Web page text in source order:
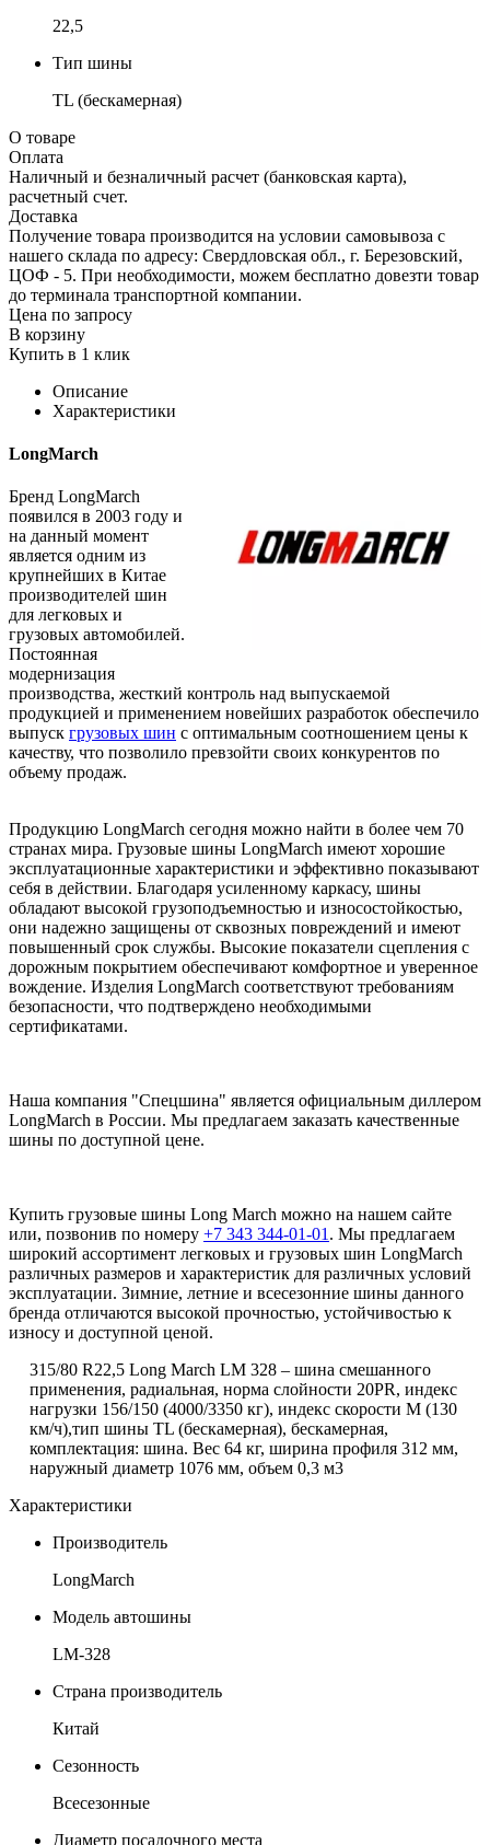
22,5
Тип шины
TL (бескамерная)
О товаре
Оплата
Наличный и безналичный расчет (банковская карта),
расчетный счет.
Доставка
Получение товара производится на условии самовывоза с
нашего склада по адресу: Свердловская обл., г. Березовский,
ЦОФ - 5. При необходимости, можем бесплатно довезти товар
до терминала транспортной компании.
Цена по запросу
В корзину
Купить в 1 клик
Описание
Характеристики
LongMarch
Бренд LongMarch
появился в 2003 году и
на данный момент
является одним из
крупнейших в Китае
производителей шин
для легковых и
грузовых автомобилей.
Постоянная
модернизация
производства, жесткий контроль над выпускаемой
продукцией и применением новейших разработок обеспечило
выпуск грузовых шин с оптимальным соотношением цены к
качеству, что позволило превзойти своих конкурентов по
объему продаж.
Продукцию LongMarch сегодня можно найти в более чем 70
странах мира. Грузовые шины LongMarch имеют хорошие
эксплуатационные характеристики и эффективно показывают
себя в действии. Благодаря усиленному каркасу, шины
обладают высокой грузоподъемностью и износостойкостью,
они надежно защищены от сквозных повреждений и имеют
повышенный срок службы. Высокие показатели сцепления с
дорожным покрытием обеспечивают комфортное и уверенное
вождение. Изделия LongMarch соответствуют требованиям
безопасности, что подтверждено необходимыми
сертификатами.
Наша компания "Спецшина" является официальным диллером
LongMarch в России. Мы предлагаем заказать качественные
шины по доступной цене.
Купить грузовые шины Long March можно на нашем сайте
или, позвонив по номеру +7 343 344-01-01 . Мы предлагаем
широкий ассортимент легковых и грузовых шин LongMarch
различных размеров и характеристик для различных условий
эксплуатации. Зимние, летние и всесезонние шины данного
бренда отличаются высокой прочностью, устойчивостью к
износу и доступной ценой.
315/80 R22,5 Long March LM 328 – шина смешанного
применения, радиальная, норма слойности 20PR, индекс
нагрузки 156/150 (4000/3350 кг), индекс скорости М (130
км/ч),тип шины TL (бескамерная), бескамерная,
комплектация: шина. Вес 64 кг, ширина профиля 312 мм,
наружный диаметр 1076 мм, объем 0,3 м3
Характеристики
Производитель
LongMarch
Модель автошины
LM-328
Страна производитель
Китай
Сезонность
Всесезонные
Диаметр посадочного места